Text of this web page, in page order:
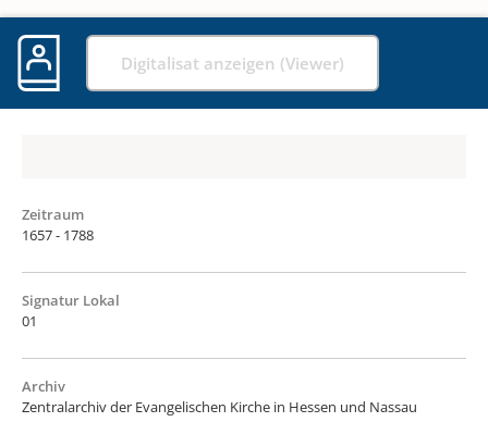
Digitalisat anzeigen (Viewer)
Zeitraum
1657 - 1788
Signatur Lokal
01
Archiv
Zentralarchiv der Evangelischen Kirche in Hessen und Nassau